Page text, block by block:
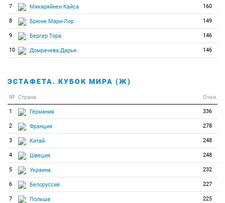
7 Мякяряйнен Кайса 160
8 Брюне Мари-Лор 149
9 Бергер Тора 146
10 Домрачева Дарья 146
ЭСТАФЕТА. КУБОК МИРА (Ж)
№ Страна Очки
1 Германия 336
2 Франция 278
3 Китай 248
4 Швеция 248
5 Украина 232
6 Белоруссия 227
7 Польша 225